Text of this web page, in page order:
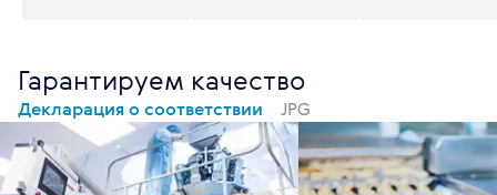
Гарантируем качество
Декларация о соответствии JPG